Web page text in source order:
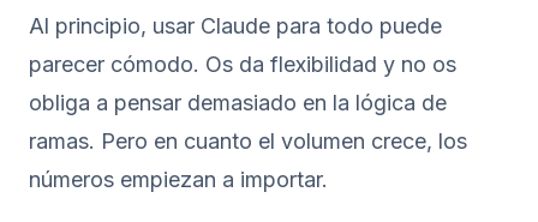
Al principio, usar Claude para todo puede
parecer cómodo. Os da flexibilidad y no os
obliga a pensar demasiado en la lógica de
ramas. Pero en cuanto el volumen crece, los
números empiezan a importar.